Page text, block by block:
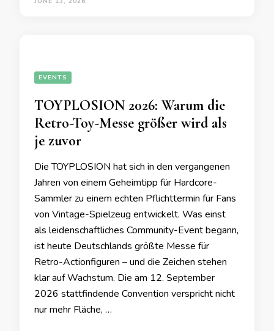
EVENTS
TOYPLOSION 2026: Warum die
Retro-Toy-Messe größer wird als
je zuvor
Die TOYPLOSION hat sich in den vergangenen
Jahren von einem Geheimtipp für Hardcore-
Sammler zu einem echten Pflichttermin für Fans
von Vintage-Spielzeug entwickelt. Was einst
als leidenschaftliches Community-Event begann,
ist heute Deutschlands größte Messe für
Retro-Actionfiguren – und die Zeichen stehen
klar auf Wachstum. Die am 12. September
2026 stattfindende Convention verspricht nicht
nur mehr Fläche, …